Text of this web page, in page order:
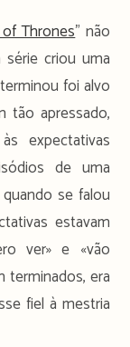
Thrones” não
criou uma
foi alvo
tão apressado,
expectativas
de uma
se falou
estavam
ver» e «vão
terminados, era
fiel à mestria